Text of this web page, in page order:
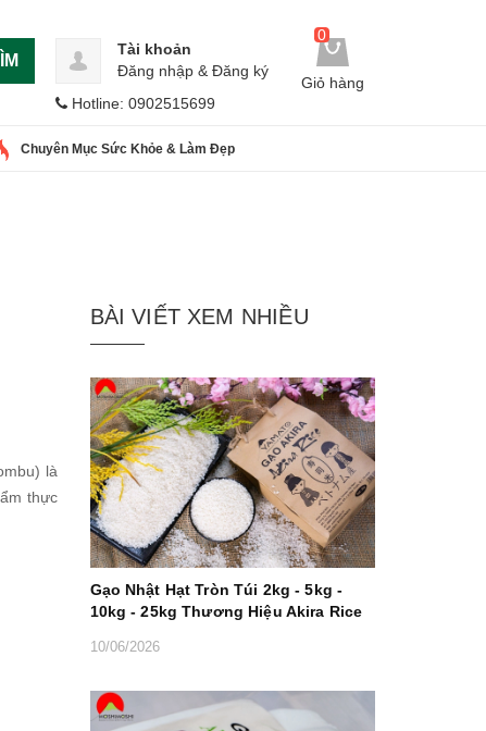
0
Giỏ hàng
Tài khoản
Đăng nhập & Đăng ký
Hotline: 0902515699
Chuyên Mục Sức Khỏe & Làm Đẹp
là
thực
BÀI VIẾT XEM NHIỀU
Gạo Nhật Hạt Tròn Túi 2kg - 5kg -
10kg - 25kg Thương Hiệu Akira Rice
10/06/2026